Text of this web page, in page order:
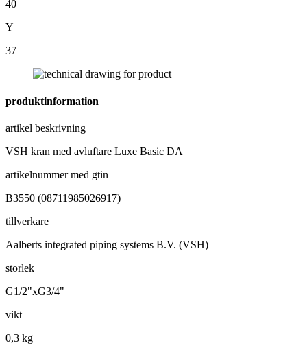
40
Y
37
produktinformation
artikel beskrivning
VSH kran med avluftare Luxe Basic DA
artikelnummer med gtin
B3550 (08711985026917)
tillverkare
Aalberts integrated piping systems B.V. (VSH)
storlek
G1/2"xG3/4"
vikt
0,3 kg